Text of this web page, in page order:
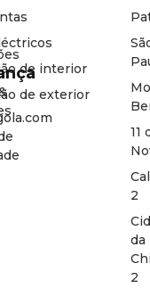
11
2
da
2
de interior
de exterior